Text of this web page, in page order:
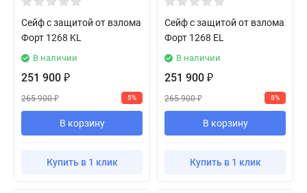
Сейф с защитой от взлома
Форт 1268 KL
В наличии
251 900 ₽
265 900₽ 5%
В корзину
Купить в 1 клик
Сейф с защитой от взлома
Форт 1268 EL
В наличии
251 900 ₽
265 900₽ 5%
В корзину
Купить в 1 клик